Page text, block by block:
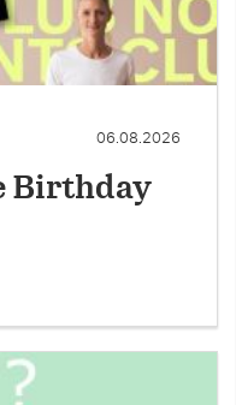
06.08.2026
Birthday